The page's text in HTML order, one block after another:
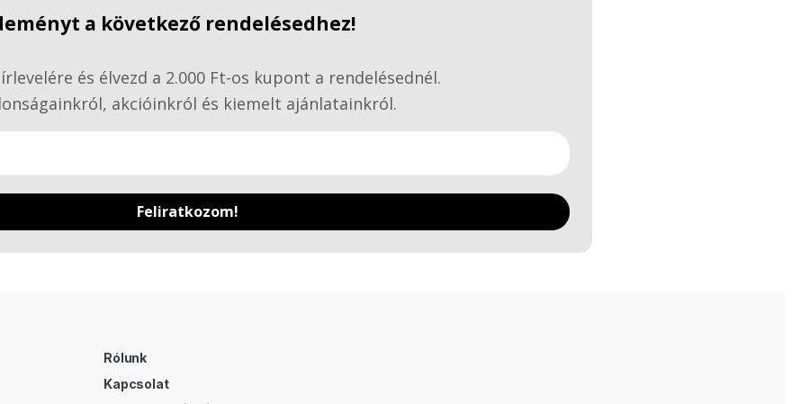
a következő rendelésedhez!
és élvezd a 2.000 Ft-os kupont a rendelésednél.
akcióinkról és kiemelt ajánlatainkról.
Feliratkozom!
Rólunk
Kapcsolat